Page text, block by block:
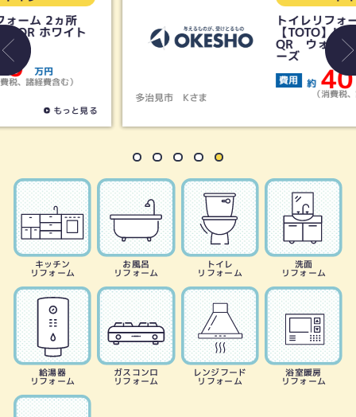
トイレリフォーム
【TOTO】ピュアレスト
QR ウォシュレットSシリ
万円
キッチン
リフォーム
お風呂
リフォーム
トイレ
リフォーム
洗面
リフォーム
給湯器
リフォーム
ガスコンロ
リフォーム
レンジフード
リフォーム
浴室暖房
リフォーム